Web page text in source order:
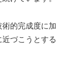
的完成度に加
づこうとする